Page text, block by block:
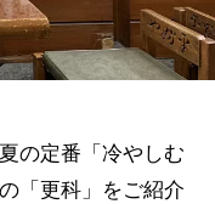
の定番「冷やしむ
「更科」をご紹介